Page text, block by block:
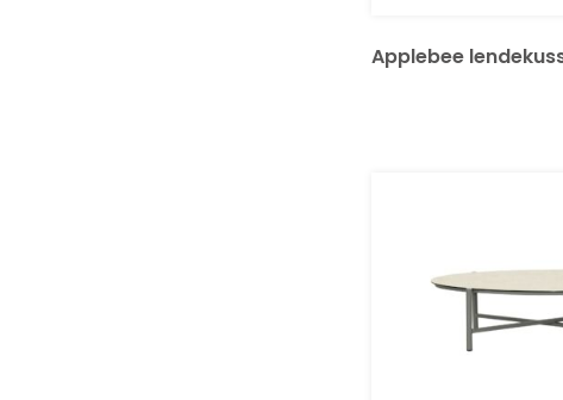
Applebee